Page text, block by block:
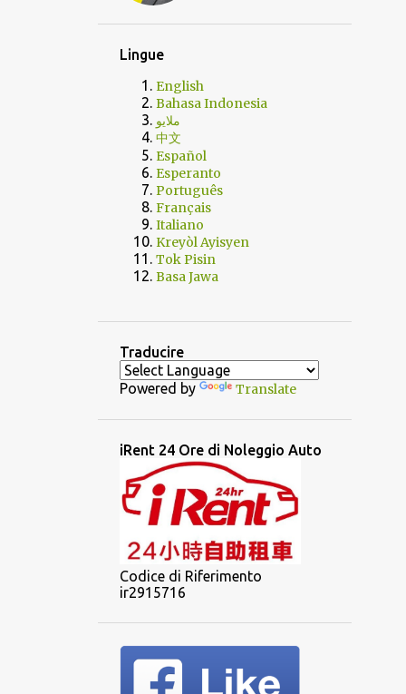
Lingue
English
Bahasa Indonesia
ملايو
中文
Español
Esperanto
Português
Français
Italiano
Kreyòl Ayisyen
Tok Pisin
Basa Jawa
Traducire
Powered by Translate
iRent 24 Ore di Noleggio Auto
Codice di Riferimento
ir2915716